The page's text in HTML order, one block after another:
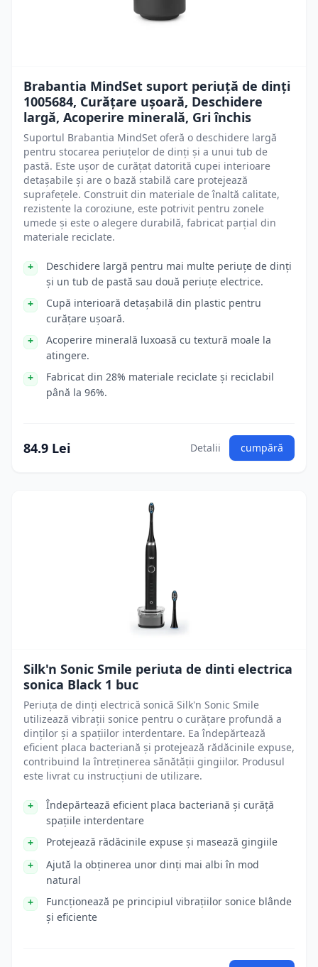
Brabantia MindSet suport periuță de dinți
1005684, Curățare ușoară, Deschidere
largă, Acoperire minerală, Gri închis
Suportul Brabantia MindSet oferă o deschidere largă
pentru stocarea periuțelor de dinți și a unui tub de
pastă. Este ușor de curățat datorită cupei interioare
detașabile și are o bază stabilă care protejează
suprafețele. Construit din materiale de înaltă calitate,
rezistente la coroziune, este potrivit pentru zonele
umede și este o alegere durabilă, fabricat parțial din
materiale reciclate.
Deschidere largă pentru mai multe periuțe de dinți
și un tub de pastă sau două periuțe electrice.
Cupă interioară detașabilă din plastic pentru
curățare ușoară.
Acoperire minerală luxoasă cu textură moale la
atingere.
Fabricat din 28% materiale reciclate și reciclabil
până la 96%.
84.9 Lei Detalii cumpără
Silk'n Sonic Smile periuta de dinti electrica
sonica Black 1 buc
Periuța de dinți electrică sonică Silk'n Sonic Smile
utilizează vibrații sonice pentru o curățare profundă a
dinților și a spațiilor interdentare. Ea îndepărtează
eficient placa bacteriană și protejează rădăcinile expuse,
contribuind la întreținerea sănătății gingiilor. Produsul
este livrat cu instrucțiuni de utilizare.
Îndepărtează eficient placa bacteriană și curăță
spațiile interdentare
Protejează rădăcinile expuse și masează gingiile
Ajută la obținerea unor dinți mai albi în mod
natural
Funcționează pe principiul vibrațiilor sonice blânde
și eficiente